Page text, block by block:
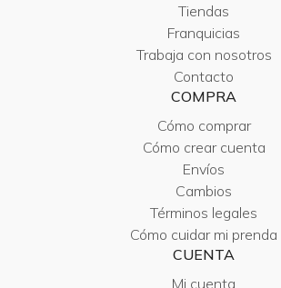
Tiendas
Franquicias
Trabaja con nosotros
Contacto
COMPRA
Cómo comprar
Cómo crear cuenta
Envíos
Cambios
Términos legales
Cómo cuidar mi prenda
CUENTA
Mi cuenta